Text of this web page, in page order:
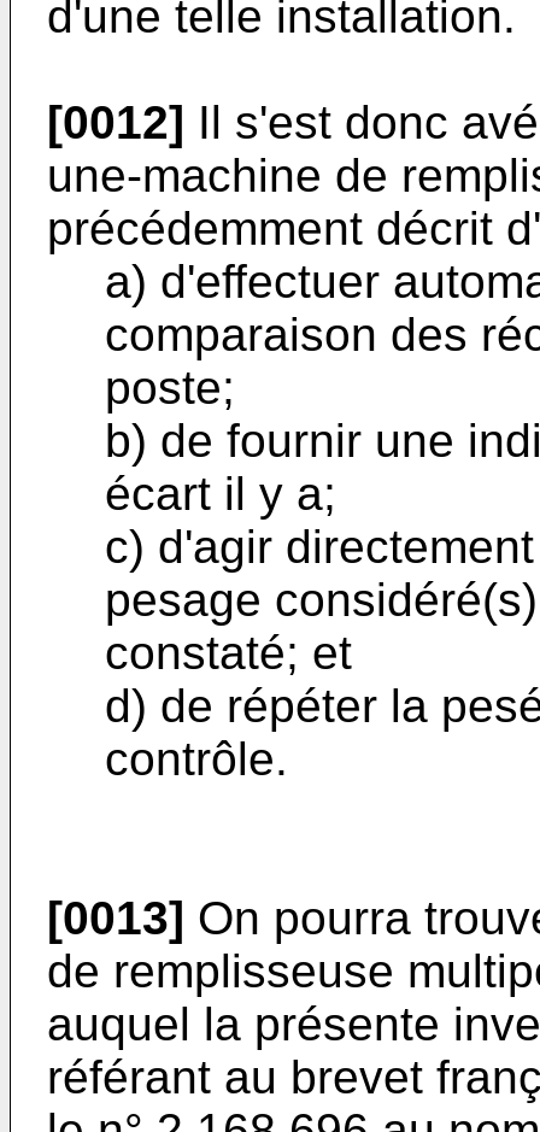
d'une telle installation.
[0012] Il s'est donc
une-machine de
précédemment décrit
a) d'effectuer
comparaison des
poste;
b) de fournir une
écart il y a;
c) d'agir
pesage
constaté; et
d) de répéter la
contrôle.
[0013] On pourra
de remplisseuse
auquel la présente
référant au brevet